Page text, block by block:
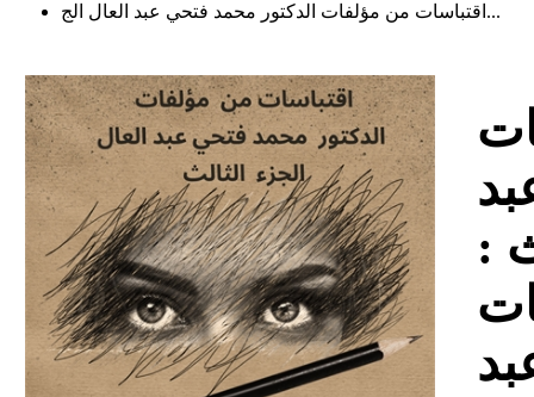
اقتباسات من مؤلفات الدكتور محمد فتحي عبد العال الج...
Download
: